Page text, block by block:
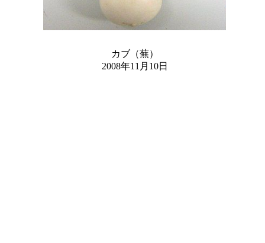
カブ（蕪）
2008年11月10日